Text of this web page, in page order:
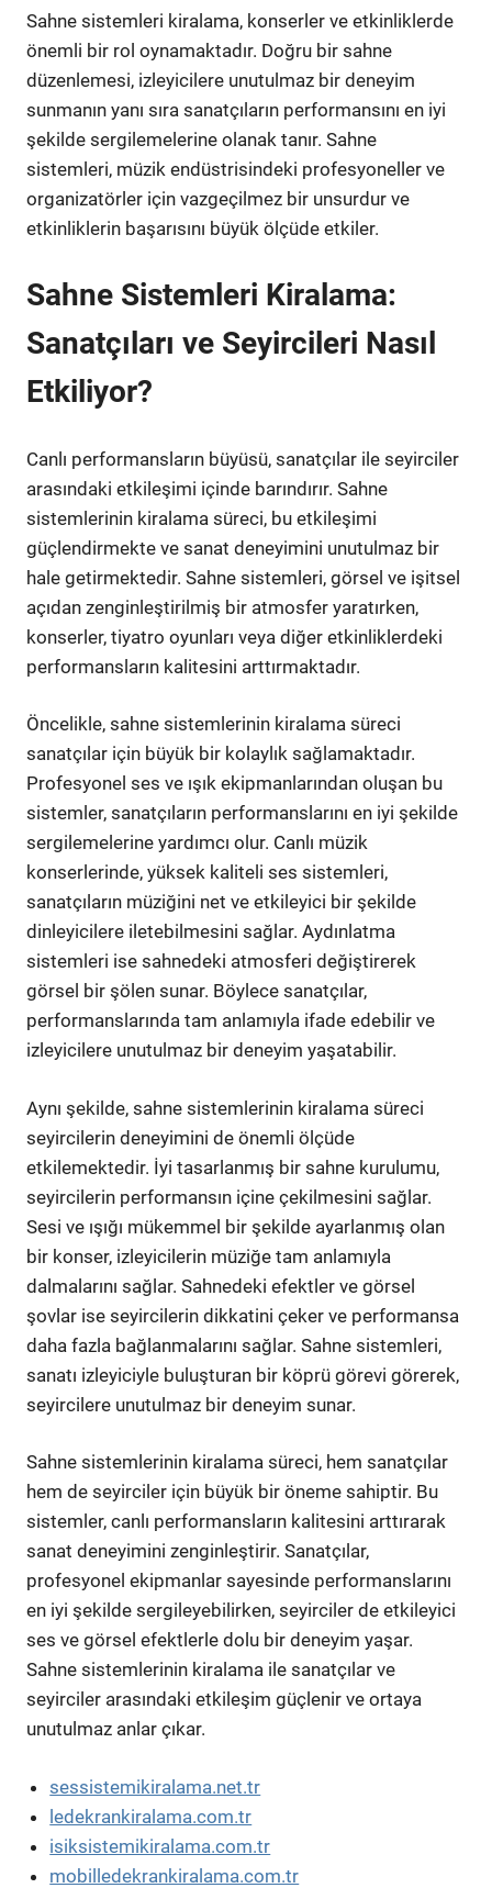
Sahne sistemleri kiralama, konserler ve etkinliklerde
önemli bir rol oynamaktadır. Doğru bir sahne
düzenlemesi, izleyicilere unutulmaz bir deneyim
sunmanın yanı sıra sanatçıların performansını en iyi
şekilde sergilemelerine olanak tanır. Sahne
sistemleri, müzik endüstrisindeki profesyoneller ve
organizatörler için vazgeçilmez bir unsurdur ve
etkinliklerin başarısını büyük ölçüde etkiler.
Sahne Sistemleri Kiralama:
Sanatçıları ve Seyircileri Nasıl
Etkiliyor?
Canlı performansların büyüsü, sanatçılar ile seyirciler
arasındaki etkileşimi içinde barındırır. Sahne
sistemlerinin kiralama süreci, bu etkileşimi
güçlendirmekte ve sanat deneyimini unutulmaz bir
hale getirmektedir. Sahne sistemleri, görsel ve işitsel
açıdan zenginleştirilmiş bir atmosfer yaratırken,
konserler, tiyatro oyunları veya diğer etkinliklerdeki
performansların kalitesini arttırmaktadır.
Öncelikle, sahne sistemlerinin kiralama süreci
sanatçılar için büyük bir kolaylık sağlamaktadır.
Profesyonel ses ve ışık ekipmanlarından oluşan bu
sistemler, sanatçıların performanslarını en iyi şekilde
sergilemelerine yardımcı olur. Canlı müzik
konserlerinde, yüksek kaliteli ses sistemleri,
sanatçıların müziğini net ve etkileyici bir şekilde
dinleyicilere iletebilmesini sağlar. Aydınlatma
sistemleri ise sahnedeki atmosferi değiştirerek
görsel bir şölen sunar. Böylece sanatçılar,
performanslarında tam anlamıyla ifade edebilir ve
izleyicilere unutulmaz bir deneyim yaşatabilir.
Aynı şekilde, sahne sistemlerinin kiralama süreci
seyircilerin deneyimini de önemli ölçüde
etkilemektedir. İyi tasarlanmış bir sahne kurulumu,
seyircilerin performansın içine çekilmesini sağlar.
Sesi ve ışığı mükemmel bir şekilde ayarlanmış olan
bir konser, izleyicilerin müziğe tam anlamıyla
dalmalarını sağlar. Sahnedeki efektler ve görsel
şovlar ise seyircilerin dikkatini çeker ve performansa
daha fazla bağlanmalarını sağlar. Sahne sistemleri,
sanatı izleyiciyle buluşturan bir köprü görevi görerek,
seyircilere unutulmaz bir deneyim sunar.
Sahne sistemlerinin kiralama süreci, hem sanatçılar
hem de seyirciler için büyük bir öneme sahiptir. Bu
sistemler, canlı performansların kalitesini arttırarak
sanat deneyimini zenginleştirir. Sanatçılar,
profesyonel ekipmanlar sayesinde performanslarını
en iyi şekilde sergileyebilirken, seyirciler de etkileyici
ses ve görsel efektlerle dolu bir deneyim yaşar.
Sahne sistemlerinin kiralama ile sanatçılar ve
seyirciler arasındaki etkileşim güçlenir ve ortaya
unutulmaz anlar çıkar.
sessistemikiralama.net.tr
ledekrankiralama.com.tr
isiksistemikiralama.com.tr
mobilledekrankiralama.com.tr